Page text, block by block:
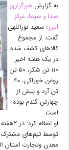
به گزارشخبرگزاری
صدا و سیما، مرکز
البرز؛ سعید نوراللهی
گفت: از مجموع
کالا‌های کشف شده
در یک هفته اخیر
۱۱۰ تن شکر، ۵۰ تن
روغن خوراکی، ۴۰
تن آرد و بیش از
چهارتن گندم بوده
است.
توسط تیم‌های مشترک